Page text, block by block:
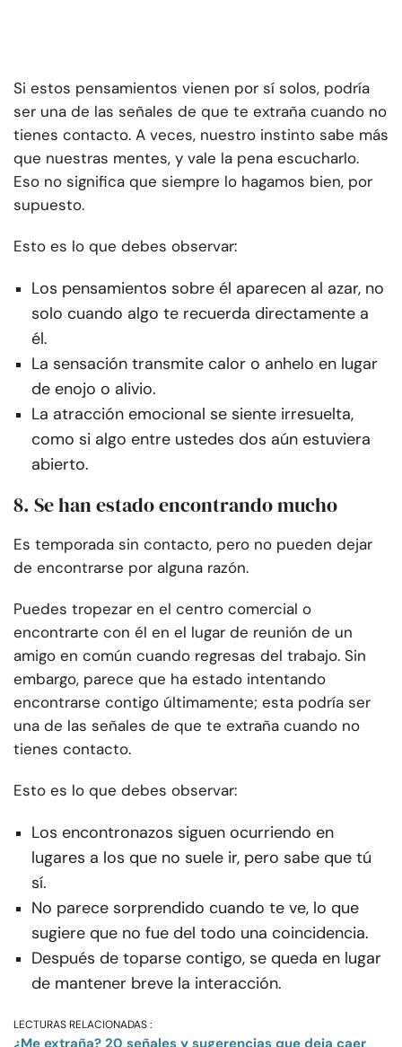
Si estos pensamientos vienen por sí solos, podría
ser una de las señales de que te extraña cuando no
tienes contacto. A veces, nuestro instinto sabe más
que nuestras mentes, y vale la pena escucharlo.
Eso no significa que siempre lo hagamos bien, por
supuesto.
Esto es lo que debes observar:
Los pensamientos sobre él aparecen al azar, no
solo cuando algo te recuerda directamente a
él.
La sensación transmite calor o anhelo en lugar
de enojo o alivio.
La atracción emocional se siente irresuelta,
como si algo entre ustedes dos aún estuviera
abierto.
8. Se han estado encontrando mucho
Es temporada sin contacto, pero no pueden dejar
de encontrarse por alguna razón.
Puedes tropezar en el centro comercial o
encontrarte con él en el lugar de reunión de un
amigo en común cuando regresas del trabajo. Sin
embargo, parece que ha estado intentando
encontrarse contigo últimamente; esta podría ser
una de las señales de que te extraña cuando no
tienes contacto.
Esto es lo que debes observar:
Los encontronazos siguen ocurriendo en
lugares a los que no suele ir, pero sabe que tú
sí.
No parece sorprendido cuando te ve, lo que
sugiere que no fue del todo una coincidencia.
Después de toparse contigo, se queda en lugar
de mantener breve la interacción.
LECTURAS RELACIONADAS :
¿Me extraña? 20 señales y sugerencias que deja caer